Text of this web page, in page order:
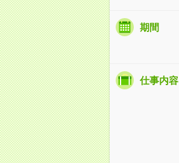
期間
仕事内容